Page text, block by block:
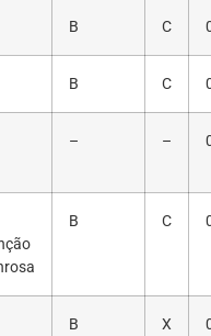
B C
B C
– –
B C
B X